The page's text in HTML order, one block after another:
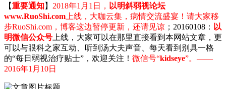
【重要通知】 2018年1月1日， 以明斜弱视论坛
www.RuoShi.com 上线，大咖云集，病情交流盛宴！请大家移
步RuoShi.com，博客这边暂停更新，还请见谅 ；20160108： 以
明微信公众号 上线，大家可以在那里直接看到本网站文章，更
可以与眼科之家互动、听到汤大夫声音、每天看到别具一格
的“每日弱视治疗贴士”，欢迎关注！ 微信号“kidseye”。——
2016年1月10日